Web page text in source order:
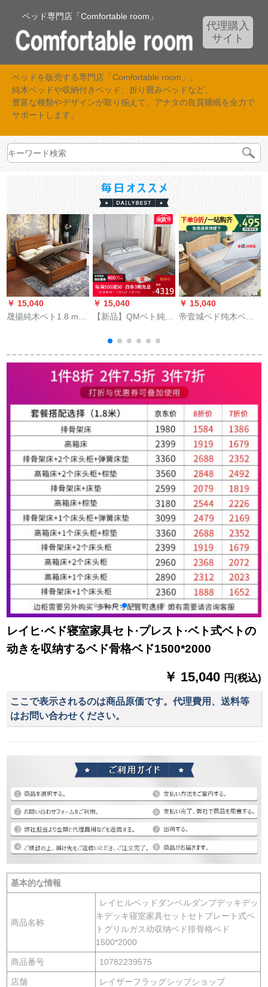
ベッド専門店「Comfortable room」
代理購入
サイト
ベッドを販売する専門店「Comfortable room」。
純木ベッドや収納付きベッド、折り畳みベッドなど、
豊富な種類やデザインが取り揃えて、アナタの良質睡眠を全力で
サポートします。
￥ 15,040
晟揚純木ベト1.8 m大
￥ 15,040
【新品】QMベト純木
風寝室家具1.8 m收納
ベド原木色ベド+ベド
箱*2 1800 mm*2000
mm
￥ 15,040
帝壹城ベド纯木ベド
家具1.5メトル1.8メ
トルビル原木ベド
1.0*2メトルトルトル
トル
レイヒ·ベド寝室家具セト·プレスト·ベト式ベトの
动きを収纳するベド骨格ベド1500*2000
￥ 15,040 円(税込)
ここで表示されるのは商品原価です。代理費用、送料等
はお問い合わせください。
基本的な情報
商品名称
レイヒルベッドダンベルダンプデッキデッ
キデッキ寝室家具セットセトプレート式ベ
トグリルガス动収纳ベド排骨格ベド
1500*2000
商品番号 10782239575
店舗 レイザーフラッグシップショップ